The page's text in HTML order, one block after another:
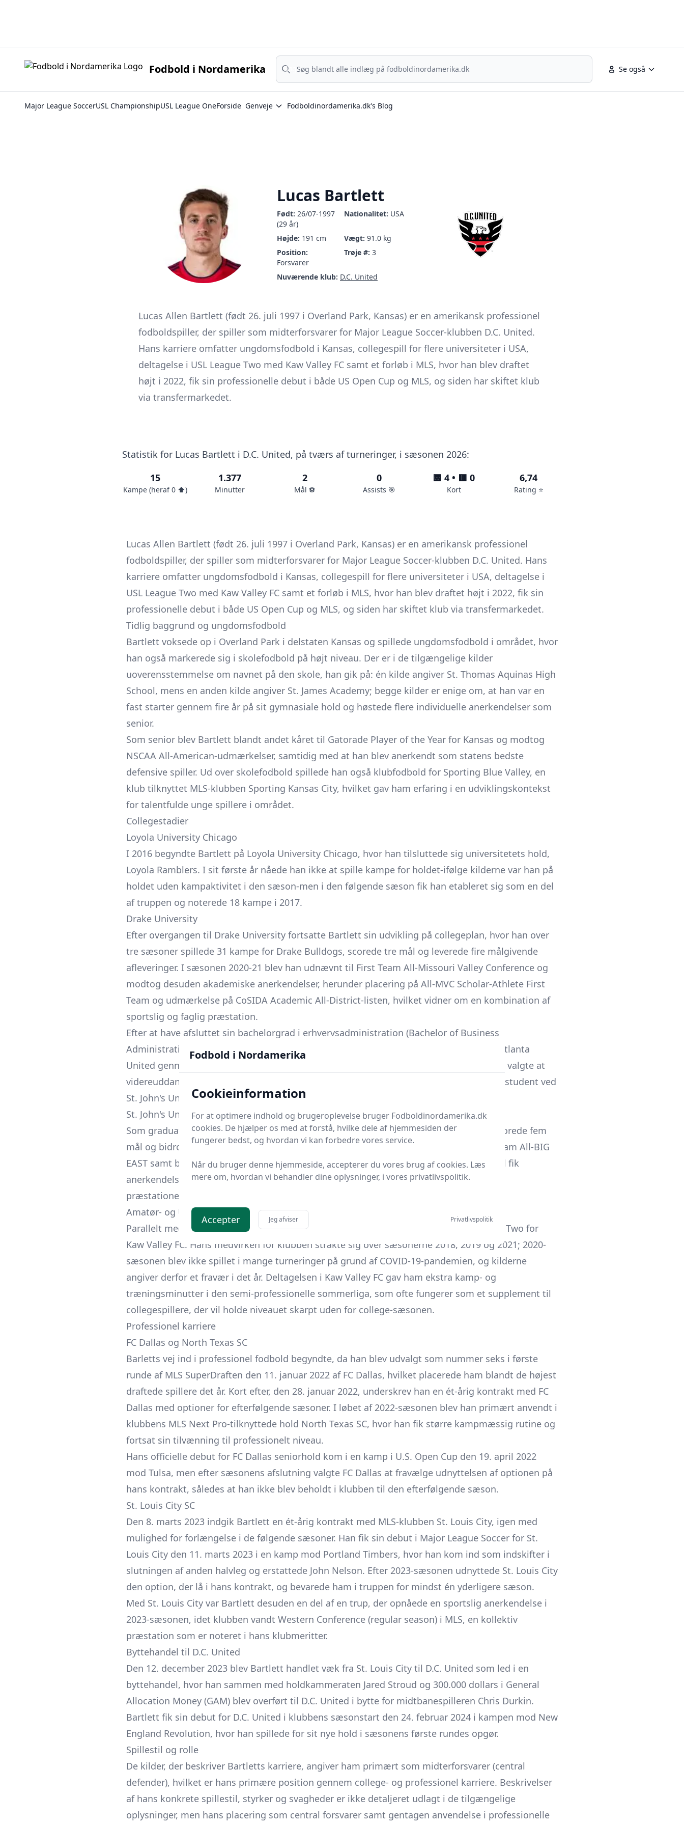
Fodbold i Nordamerika Se også
Søg
Søg
Major League SoccerUSL ChampionshipUSL League OneForside Genveje Fodboldinordamerika.dk's Blog
Lucas Bartlett
Født: 26/07-1997
(29 år)
Nationalitet: USA
Højde: 191 cm Vægt: 91.0 kg
Position:
Forsvarer
Trøje #: 3
Nuværende klub: D.C. United
Lucas Allen Bartlett (født 26. juli 1997 i Overland Park, Kansas) er en amerikansk professionel
fodboldspiller, der spiller som midterforsvarer for Major League Soccer-klubben D.C. United.
Hans karriere omfatter ungdomsfodbold i Kansas, collegespill for flere universiteter i USA,
deltagelse i USL League Two med Kaw Valley FC samt et forløb i MLS, hvor han blev draftet
højt i 2022, fik sin professionelle debut i både US Open Cup og MLS, og siden har skiftet klub
via transfermarkedet.
Statistik for Lucas Bartlett i D.C. United, på tværs af turneringer, i sæsonen 2026:
15
Kampe (heraf 0 ⬆️)
1.377
Minutter
2
Mål ⚽️
0
Assists 🎯
🟨 4 • 🟥 0
Kort
6,74
Rating ⭐️
Lucas Allen Bartlett (født 26. juli 1997 i Overland Park, Kansas) er en amerikansk professionel
fodboldspiller, der spiller som midterforsvarer for Major League Soccer-klubben D.C. United. Hans
karriere omfatter ungdomsfodbold i Kansas, collegespill for flere universiteter i USA, deltagelse i
USL League Two med Kaw Valley FC samt et forløb i MLS, hvor han blev draftet højt i 2022, fik sin
professionelle debut i både US Open Cup og MLS, og siden har skiftet klub via transfermarkedet.
Tidlig baggrund og ungdomsfodbold
Bartlett voksede op i Overland Park i delstaten Kansas og spillede ungdomsfodbold i området, hvor
han også markerede sig i skolefodbold på højt niveau. Der er i de tilgængelige kilder
uoverensstemmelse om navnet på den skole, han gik på: én kilde angiver St. Thomas Aquinas High
School, mens en anden kilde angiver St. James Academy; begge kilder er enige om, at han var en
fast starter gennem fire år på sit gymnasiale hold og høstede flere individuelle anerkendelser som
senior.
Som senior blev Bartlett blandt andet kåret til Gatorade Player of the Year for Kansas og modtog
NSCAA All-American-udmærkelser, samtidig med at han blev anerkendt som statens bedste
defensive spiller. Ud over skolefodbold spillede han også klubfodbold for Sporting Blue Valley, en
klub tilknyttet MLS-klubben Sporting Kansas City, hvilket gav ham erfaring i en udviklingskontekst
for talentfulde unge spillere i området.
Collegestadier
Loyola University Chicago
I 2016 begyndte Bartlett på Loyola University Chicago, hvor han tilsluttede sig universitetets hold,
Loyola Ramblers. I sit første år nåede han ikke at spille kampe for holdet-ifølge kilderne var han på
holdet uden kampaktivitet i den sæson-men i den følgende sæson fik han etableret sig som en del
af truppen og noterede 18 kampe i 2017.
Drake University
Efter overgangen til Drake University fortsatte Bartlett sin udvikling på collegeplan, hvor han over
tre sæsoner spillede 31 kampe for Drake Bulldogs, scorede tre mål og leverede fire målgivende
afleveringer. I sæsonen 2020-21 blev han udnævnt til First Team All-Missouri Valley Conference og
modtog desuden akademiske anerkendelser, herunder placering på All-MVC Scholar-Athlete First
Team og udmærkelse på CoSIDA Academic All-District-listen, hvilket vidner om en kombination af
sportslig og faglig præstation.
Efter at have afsluttet sin bachelorgrad i erhvervsadministration (Bachelor of Business
Administration) fra Drake i maj 2021 forsøgte Bartlett at få en plads hos MLS-klubben Atlanta
United gennem en prøvetræning, men dette forløb førte ikke til kontrakt, hvorefter han valgte at
videreuddanne sig på kandidatniveau og fortsatte sin collegiate-karriere som graduate student ved
St. John's University.
St. John's University
Som graduate student hos St. John's Red Storm deltog Bartlett i 20 kampe, hvor han scorede fem
mål og bidrog med tre assists, præstationer der førte til, at han blev udtaget til First Team All-BIG
EAST samt blev placeret på United Soccer Coaches' Second Team All-Region, og dermed fik
anerkendelse både i konferencen og i det regionale coaches-udvalg for sine sportslige
præstationer.
Amatør- og USL League Two-erfaring
Parallelt med collegespillet deltog Bartlett i sommerlig turneringsfodbold i USL League Two for
Kaw Valley FC. Hans medvirken for klubben strakte sig over sæsonerne 2018, 2019 og 2021; 2020-
sæsonen blev ikke spillet i mange turneringer på grund af COVID-19-pandemien, og kilderne
angiver derfor et fravær i det år. Deltagelsen i Kaw Valley FC gav ham ekstra kamp- og
træningsminutter i den semi-professionelle sommerliga, som ofte fungerer som et supplement til
collegespillere, der vil holde niveauet skarpt uden for college-sæsonen.
Professionel karriere
FC Dallas og North Texas SC
Barletts vej ind i professionel fodbold begyndte, da han blev udvalgt som nummer seks i første
runde af MLS SuperDraften den 11. januar 2022 af FC Dallas, hvilket placerede ham blandt de højest
draftede spillere det år. Kort efter, den 28. januar 2022, underskrev han en ét-årig kontrakt med FC
Dallas med optioner for efterfølgende sæsoner. I løbet af 2022-sæsonen blev han primært anvendt i
klubbens MLS Next Pro-tilknyttede hold North Texas SC, hvor han fik større kampmæssig rutine og
fortsat sin tilvænning til professionelt niveau.
Hans officielle debut for FC Dallas seniorhold kom i en kamp i U.S. Open Cup den 19. april 2022
mod Tulsa, men efter sæsonens afslutning valgte FC Dallas at fravælge udnyttelsen af optionen på
hans kontrakt, således at han ikke blev beholdt i klubben til den efterfølgende sæson.
St. Louis City SC
Den 8. marts 2023 indgik Bartlett en ét-årig kontrakt med MLS-klubben St. Louis City, igen med
mulighed for forlængelse i de følgende sæsoner. Han fik sin debut i Major League Soccer for St.
Louis City den 11. marts 2023 i en kamp mod Portland Timbers, hvor han kom ind som indskifter i
slutningen af anden halvleg og erstattede John Nelson. Efter 2023-sæsonen udnyttede St. Louis City
den option, der lå i hans kontrakt, og bevarede ham i truppen for mindst én yderligere sæson.
Med St. Louis City var Bartlett desuden en del af en trup, der opnåede en sportslig anerkendelse i
2023-sæsonen, idet klubben vandt Western Conference (regular season) i MLS, en kollektiv
præstation som er noteret i hans klubmeritter.
Byttehandel til D.C. United
Den 12. december 2023 blev Bartlett handlet væk fra St. Louis City til D.C. United som led i en
byttehandel, hvor han sammen med holdkammeraten Jared Stroud og 300.000 dollars i General
Allocation Money (GAM) blev overført til D.C. United i bytte for midtbanespilleren Chris Durkin.
Bartlett fik sin debut for D.C. United i klubbens sæsonstart den 24. februar 2024 i kampen mod New
England Revolution, hvor han spillede for sit nye hold i sæsonens første rundes opgør.
Spillestil og rolle
De kilder, der beskriver Bartletts karriere, angiver ham primært som midterforsvarer (central
defender), hvilket er hans primære position gennem college- og professionel karriere. Beskrivelser
af hans konkrete spillestil, styrker og svagheder er ikke detaljeret udlagt i de tilgængelige
oplysninger, men hans placering som central forsvarer samt gentagen anvendelse i professionelle
Fodbold i Nordamerika
Cookieinformation
For at optimere indhold og brugeroplevelse bruger Fodboldinordamerika.dk
cookies. De hjælper os med at forstå, hvilke dele af hjemmesiden der
fungerer bedst, og hvordan vi kan forbedre vores service.
Når du bruger denne hjemmeside, accepterer du vores brug af cookies. Læs
mere om, hvordan vi behandler dine oplysninger, i vores privatlivspolitik.
Accepter Jeg afviser Privatlivspolitik